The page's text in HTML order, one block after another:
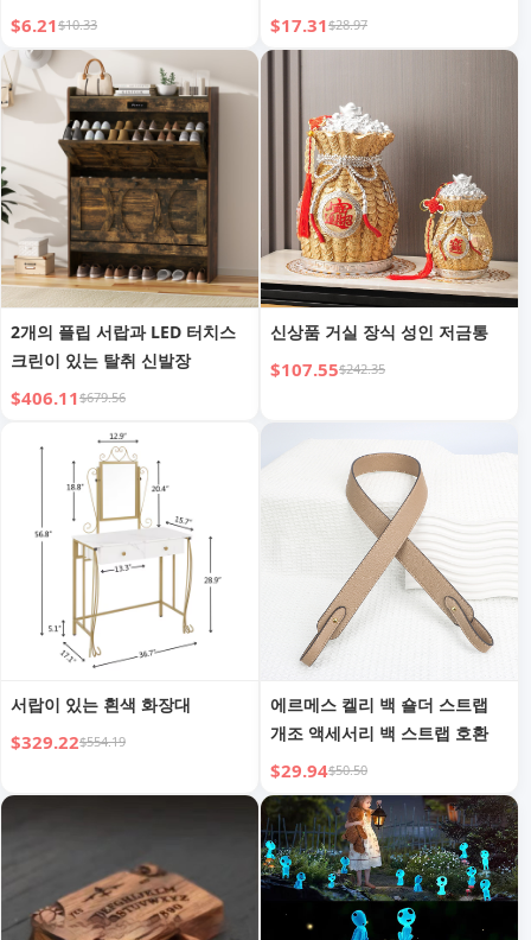
$6.21$10.33 $17.31$28.97
2개의 플립 서랍과 LED 터치스
크린이 있는 탈취 신발장
$406.11$679.56
신상품 거실 장식 성인 저금통
$107.55$242.35
서랍이 있는 흰색 화장대
$329.22$554.19
에르메스 켈리 백 숄더 스트랩
개조 액세서리 백 스트랩 호환
$29.94$50.50